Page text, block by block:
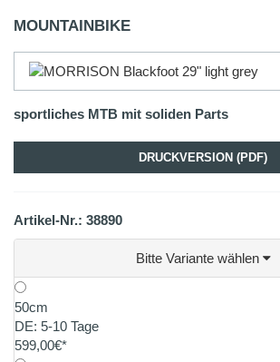
MOUNTAINBIKE
sportliches MTB mit soliden Parts
DRUCKVERSION (PDF)
Artikel-Nr.: 38890
Bitte Variante wählen
50cm
DE: 5-10 Tage
599,00€*